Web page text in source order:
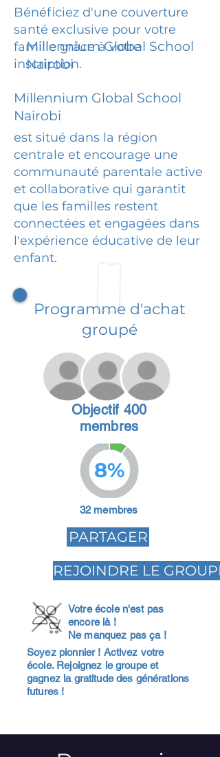
Bénéficiez d'une couverture
santé exclusive pour votre
famille grâce à votre
inscription.
Millennium Global School
Nairobi
Millennium Global School
Nairobi
est situé dans la région
centrale et encourage une
communauté parentale active
et collaborative qui garantit
que les familles restent
connectées et engagées dans
l'expérience éducative de leur
enfant.
Programme d'achat
groupé
Objectif 400
membres
8%
32 membres
PARTAGER
REJOINDRE LE GROUPE
Votre école n'est pas
encore là !
Ne manquez pas ça !
Soyez pionnier ! Activez votre
école. Rejoignez le groupe et
gagnez la gratitude des générations
futures !